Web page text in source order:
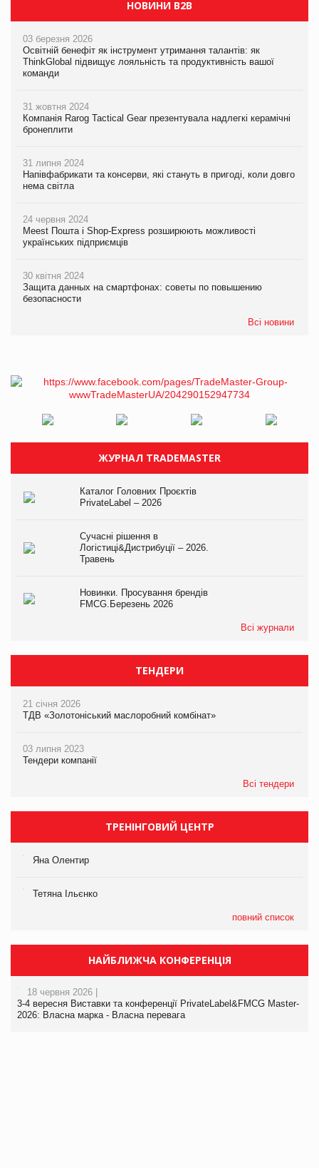
НОВИНИ B2B
03 березня 2026
Освітній бенефіт як інструмент утримання талантів: як
ThinkGlobal підвищує лояльність та продуктивність вашої
команди
31 жовтня 2024
Компанія Rarog Tactical Gear презентувала надлегкі керамічні
бронеплити
31 липня 2024
Напівфабрикати та консерви, які стануть в пригоді, коли довго
нема світла
24 червня 2024
Meest Пошта і Shop-Express розширюють можливості
українських підприємців
30 квітня 2024
Защита данных на смартфонах: советы по повышению
безопасности
Всі новини
ЖУРНАЛ TRADEMASTER
Каталог Головних Проєктів
PrivateLabel – 2026
Сучасні рішення в
Логістиці&Дистрибуції – 2026.
Травень
Новинки. Просування брендів
FMCG.Березень 2026
Всі журнали
ТЕНДЕРИ
21 січня 2026
ТДВ «Золотоніський маслоробний комбінат»
03 липня 2023
Тендери компанії
Всі тендери
ТРЕНІНГОВИЙ ЦЕНТР
Яна Олентир
Тетяна Ільєнко
повний список
НАЙБЛИЖЧА КОНФЕРЕНЦІЯ
18 червня 2026 |
3-4 вересня Виставки та конференції PrivateLabel&FMCG Master-
2026: Власна марка - Власна перевага